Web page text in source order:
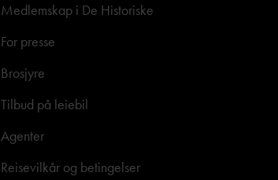
Medlemskap i De Historiske
For presse
Brosjyre
Tilbud på leiebil
Agenter
Reisevilkår og betingelser